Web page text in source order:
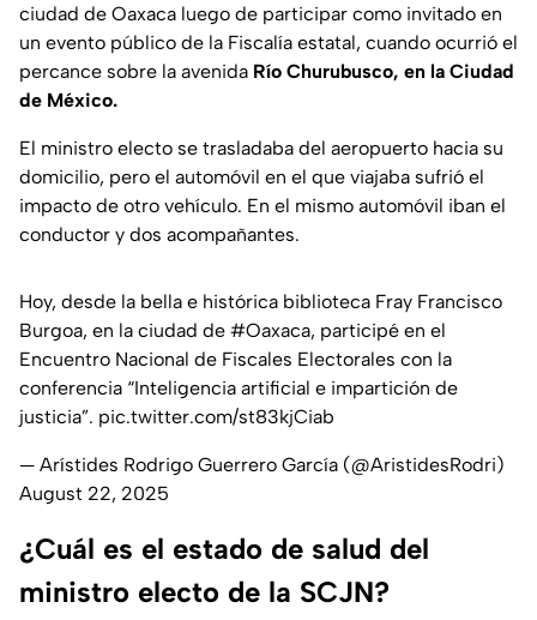
ciudad de Oaxaca luego de participar como invitado en
un evento público de la Fiscalía estatal, cuando ocurrió el
percance sobre la avenida Río Churubusco, en la Ciudad
de México.
El ministro electo se trasladaba del aeropuerto hacia su
domicilio, pero el automóvil en el que viajaba sufrió el
impacto de otro vehículo. En el mismo automóvil iban el
conductor y dos acompañantes.
Hoy, desde la bella e histórica biblioteca Fray Francisco
Burgoa, en la ciudad de #Oaxaca, participé en el
Encuentro Nacional de Fiscales Electorales con la
conferencia “Inteligencia artificial e impartición de
justicia”. pic.twitter.com/st83kjCiab
— Arístides Rodrigo Guerrero García (@AristidesRodri)
August 22, 2025
¿Cuál es el estado de salud del
ministro electo de la SCJN?